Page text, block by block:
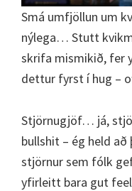
Smá umfjöllun um
nýlega… Stutt
skrifa mismikið, fer
dettur fyrst í hug –
Stjörnugjöf… já,
bullshit – ég held
stjörnur sem fólk
yfirleitt bara gut